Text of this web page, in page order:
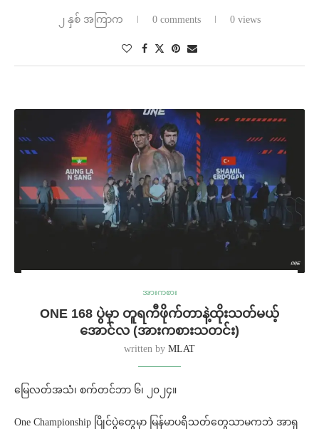
၂ နှစ် အကြာက 0 comments 0 views
အားကစား
ONE 168 ပွဲမှာ တူရကီဖိုက်တာနဲ့ထိုးသတ်မယ့်
အောင်လ (အားကစားသတင်း)
written by MLAT
မြေလတ်အသံ၊ စက်တင်ဘာ ၆၊ ၂၀၂၄။
One Championship ပြိုင်ပွဲတွေမှာ မြန်မာပရိသတ်တွေသာမကဘဲ အာရှ